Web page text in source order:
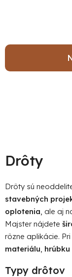
Drôty
Drôty sú
stavebných
oplotenia , ale aj
Majster nájdete
rôzne aplikácie.
materiálu hrúbku
Typy drôtov